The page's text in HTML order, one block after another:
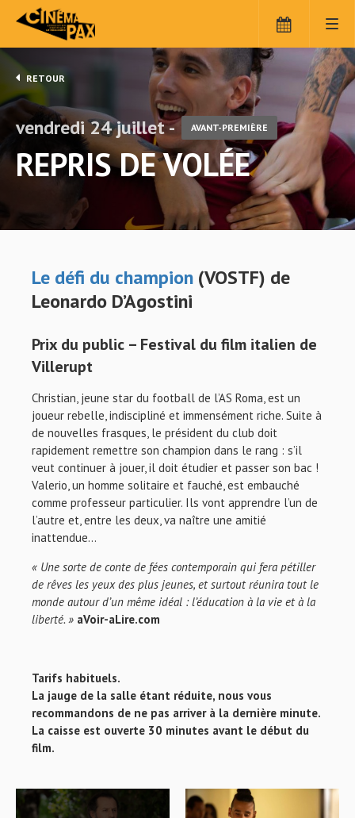
RETOUR
vendredi 24 juillet - AVANT-PREMIÈRE
REPRIS DE VOLÉE
Le défi du champion (VOSTF) de
Leonardo D’Agostini
Prix du public – Festival du film italien de
Villerupt
Christian, jeune star du football de l’AS Roma, est un
joueur rebelle, indiscipliné et immensément riche. Suite à
de nouvelles frasques, le président du club doit
rapidement remettre son champion dans le rang : s’il
veut continuer à jouer, il doit étudier et passer son bac !
Valerio, un homme solitaire et fauché, est embauché
comme professeur particulier. Ils vont apprendre l’un de
l’autre et, entre les deux, va naître une amitié
inattendue…
« Une sorte de conte de fées contemporain qui fera pétiller
de rêves les yeux des plus jeunes, et surtout réunira tout le
monde autour d’un même idéal : l’éducation à la vie et à la
liberté. » aVoir-aLire.com
Tarifs habituels.
La jauge de la salle étant réduite, nous vous
recommandons de ne pas arriver à la dernière minute.
La caisse est ouverte 30 minutes avant le début du
film.